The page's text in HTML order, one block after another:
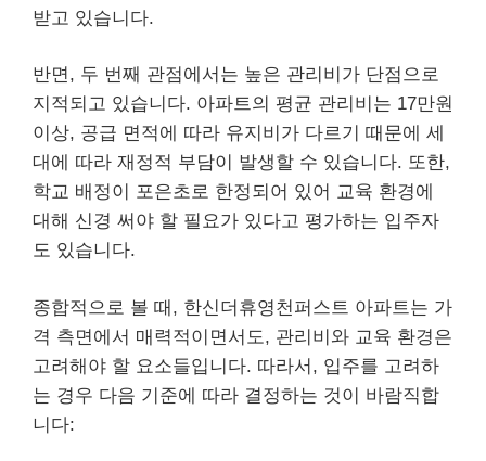
받고 있습니다.
반면, 두 번째 관점에서는 높은 관리비가 단점으로
지적되고 있습니다. 아파트의 평균 관리비는 17만원
이상, 공급 면적에 따라 유지비가 다르기 때문에 세
대에 따라 재정적 부담이 발생할 수 있습니다. 또한,
학교 배정이 포은초로 한정되어 있어 교육 환경에
대해 신경 써야 할 필요가 있다고 평가하는 입주자
도 있습니다.
종합적으로 볼 때, 한신더휴영천퍼스트 아파트는 가
격 측면에서 매력적이면서도, 관리비와 교육 환경은
고려해야 할 요소들입니다. 따라서, 입주를 고려하
는 경우 다음 기준에 따라 결정하는 것이 바람직합
니다: